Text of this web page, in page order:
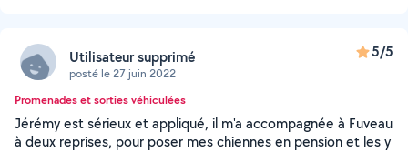
Utilisateur supprimé
posté le 27 juin 2022
5/5
Promenades et sorties véhiculées
Jérémy est sérieux et appliqué, il m'a accompagnée à Fuveau
à deux reprises, pour poser mes chiennes en pension et les y